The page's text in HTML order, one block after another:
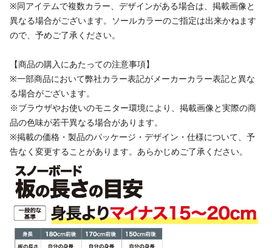
※同アイテムで複数カラー、デザインがある場合は、掲載画像と
異なる場合がございます。ソールカラーのご指定は出来かねます
ので、予めご了承ください。
【商品の購入にあたっての注意事項】
※一部商品において弊社カラー表記がメーカーカラー表記と異な
る場合がございます。
※ブラウザやお使いのモニター環境により、掲載画像と実際の商
品の色味が若干異なる場合があります。
※掲載の価格・製品のパッケージ・デザイン・仕様について、予
告なく変更することがあります。あらかじめご了承ください。